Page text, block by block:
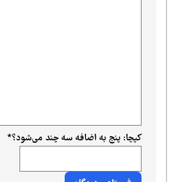
کپچا: پنج به اضافه سه چند می‌شود؟*